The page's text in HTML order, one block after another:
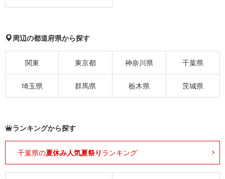
周辺の都道府県から探す
関東 東京都 神奈川県 千葉県
埼玉県 群馬県 栃木県 茨城県
ランキングから探す
千葉県の夏休み人気夏祭り ランキング